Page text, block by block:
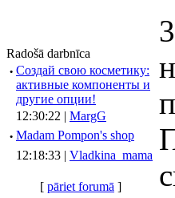
Radošā darbnīca
· Создай свою косметику:
активные компоненты и
другие опции!
12:30:22 | MargG
· Madam Pompon's shop
12:18:33 | Vladkina_mama
[ pāriet forumā ]